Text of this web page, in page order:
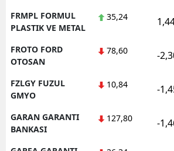
FRMPL FORMUL
PLASTIK VE METAL
35,24
FROTO FORD
OTOSAN
78,60 -
FZLGY FUZUL
GMYO
10,84 -
GARAN GARANTI
BANKASI
127,80 -